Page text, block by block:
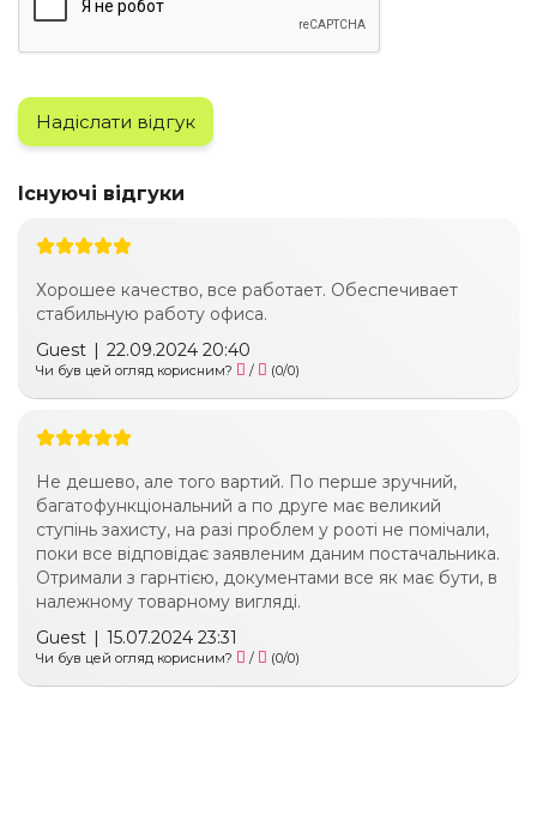
Надіслати відгук
Існуючі відгуки
Хорошее качество, все работает. Обеспечивает
стабильную работу офиса.
Guest | 22.09.2024 20:40
Чи був цей огляд корисним? / (0/0)
Не дешево, але того вартий. По перше зручний,
багатофункціональний а по друге має великий
ступінь захисту, на разі проблем у рооті не помічали,
поки все відповідає заявленим даним постачальника.
Отримали з гарнтією, документами все як має бути, в
належному товарному вигляді.
Guest | 15.07.2024 23:31
Чи був цей огляд корисним? / (0/0)